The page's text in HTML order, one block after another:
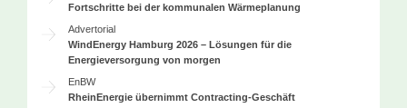
Fortschritte bei der kommunalen Wärmeplanung
Advertorial
WindEnergy Hamburg 2026 – Lösungen für die
Energieversorgung von morgen
EnBW
RheinEnergie übernimmt Contracting-Geschäft